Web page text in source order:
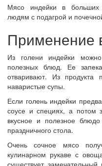
Мясо индейки в больших
людям с подагрой и
Применение
Из голени индейки
полезных блюд. Ее
отваривают. Из продукта
наваристые супы.
Если голень индейки
соусе и специях, а потом
вкусное и полезное
праздничного стола.
Очень сочное мясо
кулинарном рукаве с
существует